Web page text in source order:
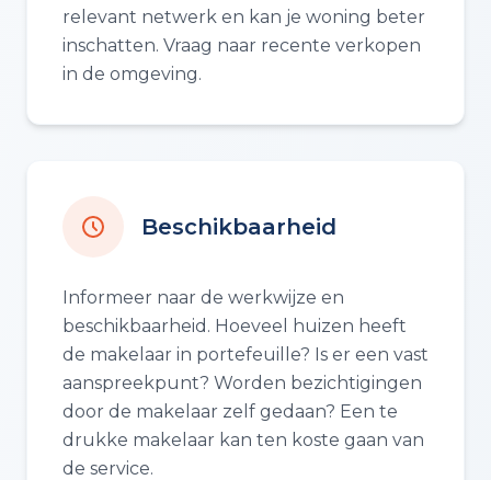
relevant netwerk en kan je woning beter
inschatten. Vraag naar recente verkopen
in de omgeving.
Beschikbaarheid
Informeer naar de werkwijze en
beschikbaarheid. Hoeveel huizen heeft
de makelaar in portefeuille? Is er een vast
aanspreekpunt? Worden bezichtigingen
door de makelaar zelf gedaan? Een te
drukke makelaar kan ten koste gaan van
de service.